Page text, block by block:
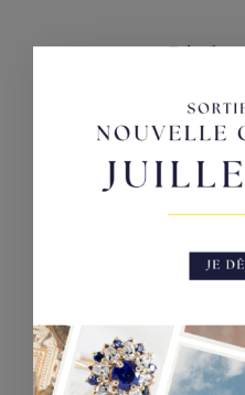
Pétale
6300,00€